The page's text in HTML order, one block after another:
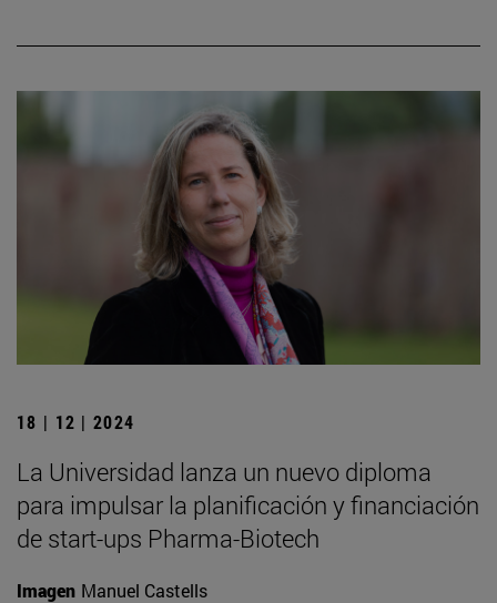
18 | 12 | 2024
La Universidad lanza un nuevo diploma
para impulsar la planificación y financiación
de start-ups Pharma-Biotech
Imagen Manuel Castells